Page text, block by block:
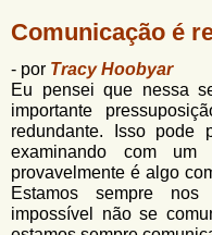
Comunicação é
- por Tracy Hoobyar
Eu pensei que nessa
importante
redundante. Isso pode
examinando com um
provavelmente é algo
Estamos sempre
impossível não se